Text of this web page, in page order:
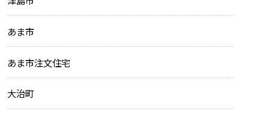
あま市
あま市注文住宅
大治町